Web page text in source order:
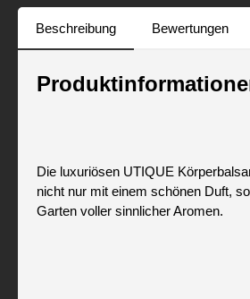
Beschreibung Bewertungen
Die luxuriösen UTIQUE
nicht nur mit einem schönen Duft,
Garten voller sinnlicher Aromen.